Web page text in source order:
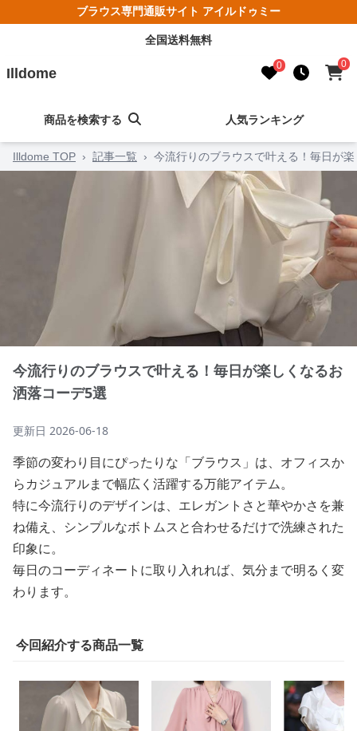
ブラウス専門通販サイト アイルドゥミー
全国送料無料
Illdome 0 0
商品を検索する 人気ランキング
Illdome TOP › 記事一覧 › 今流行りのブラウスで叶える！毎日が
今流行りのブラウスで叶える！毎日が楽しくなるお
洒落コーデ5選
更新日 2026-06-18
季節の変わり目にぴったりな「ブラウス」は、オフィスか
らカジュアルまで幅広く活躍する万能アイテム。
特に今流行りのデザインは、エレガントさと華やかさを兼
ね備え、シンプルなボトムスと合わせるだけで洗練された
印象に。
毎日のコーディネートに取り入れれば、気分まで明るく変
わります。
今回紹介する商品一覧